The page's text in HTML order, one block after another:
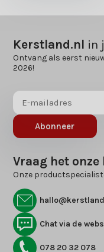
Kerstland.nl in
Ontvang als eerst
2026!
Abonneer
Vraag het
Onze
Chat via de
078 20 32 078